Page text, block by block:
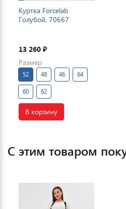
Куртка Forcelab
Голубой, 70667
13 260 ₽
Размер
52 48 46 64
60 62
В корзину
С этим товаром